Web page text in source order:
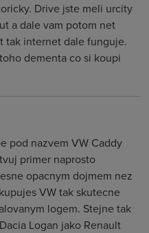
Drive jste meli urcity
a dale vam potom net
tak internet dale funguje.
dementa co si koupi
pod nazvem VW Caddy
primer naprosto
opacnym dojmem nez
VW tak skutecne
logem. Stejne tak
Logan jako Renault